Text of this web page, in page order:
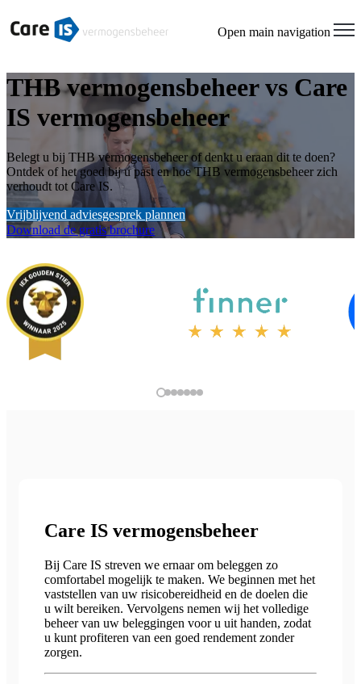
Open main navigation
THB vermogensbeheer vs Care
IS vermogensbeheer
Belegt u bij THB vermogensbeheer of denkt u eraan dit te doen?
Ontdek of het goed bij u past en hoe THB vermogensbeheer zich
verhoudt tot Care IS.
Vrijblijvend adviesgesprek plannen
Download de gratis brochure
Care IS vermogensbeheer
Bij Care IS streven we ernaar om beleggen zo
comfortabel mogelijk te maken. We beginnen met het
vaststellen van uw risicobereidheid en de doelen die
u wilt bereiken. Vervolgens nemen wij het volledige
beheer van uw beleggingen voor u uit handen, zodat
u kunt profiteren van een goed rendement zonder
zorgen.